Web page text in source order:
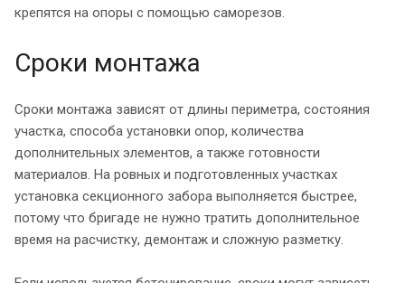
крепятся на опоры с помощью саморезов.
Сроки монтажа
Сроки монтажа зависят от длины периметра, состояния
участка, способа установки опор, количества
дополнительных элементов, а также готовности
материалов. На ровных и подготовленных участках
установка секционного забора выполняется быстрее,
потому что бригаде не нужно тратить дополнительное
время на расчистку, демонтаж и сложную разметку.